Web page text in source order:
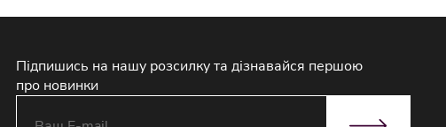
Підпишись на нашу розсилку та дізнавайся першою
про новинки